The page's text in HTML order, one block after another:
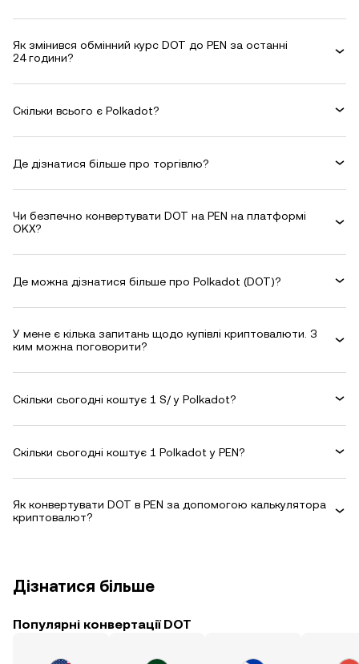
Як змінився обмінний курс DOT до PEN за останні
24 години?
Скільки всього є Polkadot?
Де дізнатися більше про торгівлю?
Чи безпечно конвертувати DOT на PEN на платформі
OKX?
Де можна дізнатися більше про Polkadot (DOT)?
У мене є кілька запитань щодо купівлі криптовалюти. З
ким можна поговорити?
Скільки сьогодні коштує 1 S/ у Polkadot?
Скільки сьогодні коштує 1 Polkadot у PEN?
Як конвертувати DOT в PEN за допомогою калькулятора
криптовалют?
Дізнатися більше
Популярні конвертації DOT